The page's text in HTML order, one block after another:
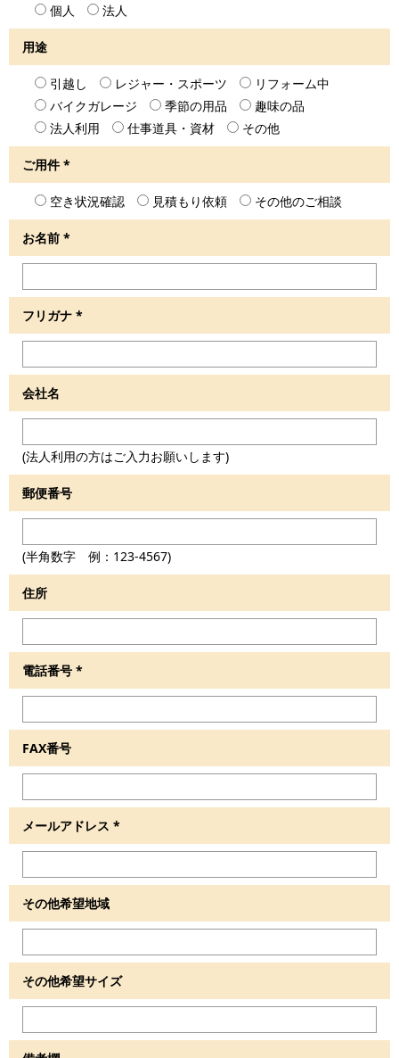
個人 法人
用途
引越し レジャー・スポーツ
リフォーム中
バイクガレージ
季節の用品
趣味の品
法人利用
仕事道具・資材 その他
ご用件*
空き状況確認 見積もり依頼 その他のご相談
お名前 *
フリガナ *
会社名
(法人利用の方はご入力お願いします)
郵便番号
(半角数字 例：123-4567)
住所
電話番号 *
FAX番号
メールアドレス *
その他希望地域
その他希望サイズ